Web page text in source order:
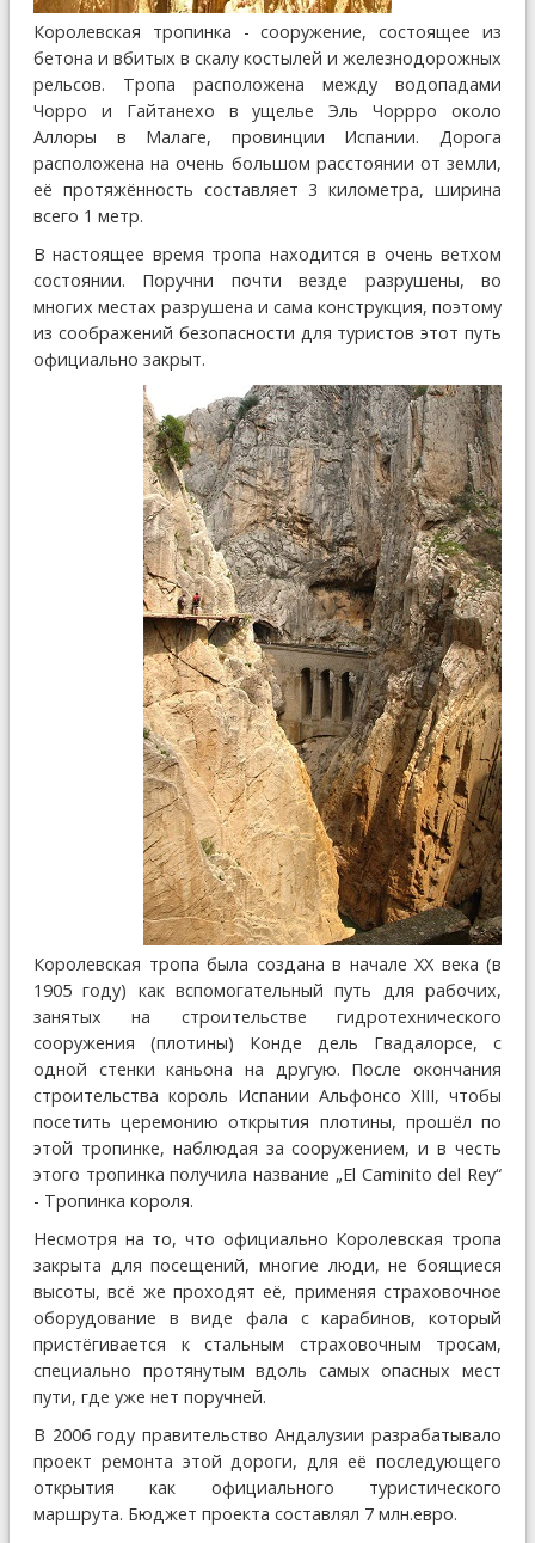
Королевская тропинка - сооружение, состоящее из
бетона и вбитых в скалу костылей и железнодорожных
рельсов. Тропа расположена между водопадами
Чорро и Гайтанехо в ущелье Эль Чоррро около
Аллоры в Малаге, провинции Испании. Дорога
расположена на очень большом расстоянии от земли,
её протяжённость составляет 3 километра, ширина
всего 1 метр.
В настоящее время тропа находится в очень ветхом
состоянии. Поручни почти везде разрушены, во
многих местах разрушена и сама конструкция, поэтому
из соображений безопасности для туристов этот путь
официально закрыт.
Королевская тропа была создана в начале XX века (в
1905 году) как вспомогательный путь для рабочих,
занятых на строительстве гидротехнического
сооружения (плотины) Конде дель Гвадалорсе, с
одной стенки каньона на другую. После окончания
строительства король Испании Альфонсо XIII, чтобы
посетить церемонию открытия плотины, прошёл по
этой тропинке, наблюдая за сооружением, и в честь
этого тропинка получила название „El Caminito del Rey“
- Тропинка короля.
Несмотря на то, что официально Королевская тропа
закрыта для посещений, многие люди, не боящиеся
высоты, всё же проходят её, применяя страховочное
оборудование в виде фала с карабинов, который
пристёгивается к стальным страховочным тросам,
специально протянутым вдоль самых опасных мест
пути, где уже нет поручней.
В 2006 году правительство Андалузии разрабатывало
проект ремонта этой дороги, для её последующего
открытия как официального туристического
маршрута. Бюджет проекта составлял 7 млн.евро.